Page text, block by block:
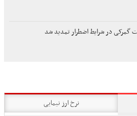
گمرکی در شرایط اضطرار تمدید شد
نرخ ارز نیمایی